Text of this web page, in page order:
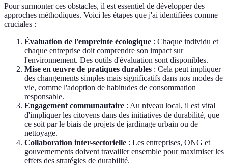
Pour surmonter ces obstacles, il est essentiel de développer des
approches méthodiques. Voici les étapes que j'ai identifiées comme
cruciales :
Évaluation de l'empreinte écologique : Chaque individu et
chaque entreprise doit comprendre son impact sur
l'environnement. Des outils d'évaluation sont disponibles.
Mise en œuvre de pratiques durables : Cela peut impliquer
des changements simples mais significatifs dans nos modes de
vie, comme l'adoption de habitudes de consommation
responsable.
Engagement communautaire : Au niveau local, il est vital
d'impliquer les citoyens dans des initiatives de durabilité, que
ce soit par le biais de projets de jardinage urbain ou de
nettoyage.
Collaboration inter-sectorielle : Les entreprises, ONG et
gouvernements doivent travailler ensemble pour maximiser les
effets des stratégies de durabilité.